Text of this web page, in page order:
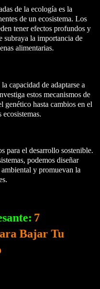
de la ecología es la
de un ecosistema. Los
tener efectos profundos y
subraya la importancia de
alimentarias.
capacidad de adaptarse a
estos mecanismos de
genético hasta cambios en el
para el desarrollo sostenible.
podemos diseñar
y promuevan la
7
Bajar Tu